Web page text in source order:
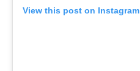
View this post on Instagram